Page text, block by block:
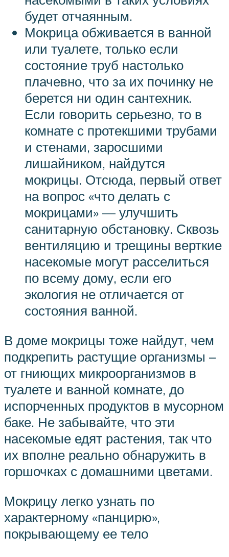
будет отчаянным.
Мокрица обживается в ванной
или туалете, только если
состояние труб настолько
плачевно, что за их починку не
берется ни один сантехник.
Если говорить серьезно, то в
комнате с протекшими трубами
и стенами, заросшими
лишайником, найдутся
мокрицы. Отсюда, первый ответ
на вопрос «что делать с
мокрицами» — улучшить
санитарную обстановку. Сквозь
вентиляцию и трещины верткие
насекомые могут расселиться
по всему дому, если его
экология не отличается от
состояния ванной.
В доме мокрицы тоже найдут, чем
подкрепить растущие организмы –
от гниющих микроорганизмов в
туалете и ванной комнате, до
испорченных продуктов в мусорном
баке. Не забывайте, что эти
насекомые едят растения, так что
их вполне реально обнаружить в
горшочках с домашними цветами.
Мокрицу легко узнать по
характерному «панцирю»,
покрывающему ее тело